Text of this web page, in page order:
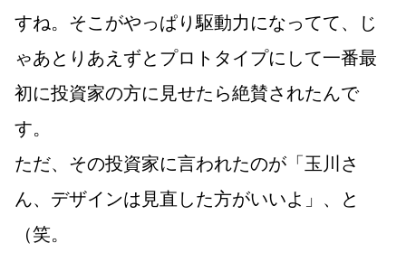
すね。そこがやっぱり駆動力になってて、じ
ゃあとりあえずとプロトタイプにして一番最
初に投資家の方に見せたら絶賛されたんで
す。
ただ、その投資家に言われたのが「玉川さ
ん、デザインは見直した方がいいよ」、と
（笑。